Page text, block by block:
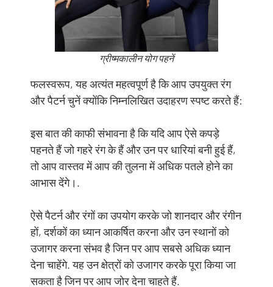
ग्रीष्मकालीन योग पहनें
फलस्वरूप, यह अत्यंत महत्वपूर्ण है कि आप उपयुक्त रंग
और पैटर्न चुनें क्योंकि निम्नलिखित उदाहरण स्पष्ट करते हैं:
इस बात की काफी संभावना है कि यदि आप ऐसे कपड़े
पहनते हैं जो गहरे रंग के हैं और उन पर धारियां बनी हुई हैं,
तो आप वास्तव में आप की तुलना में अधिक पतले होने का
आभास देंगे।.
ऐसे पैटर्न और रंगों का उपयोग करके जो शानदार और रंगीन
हों, दर्शकों का ध्यान आकर्षित करना और उन स्थानों को
उजागर करना संभव है जिन पर आप सबसे अधिक ध्यान
देना चाहेंगे. यह उन क्षेत्रों को उजागर करके पूरा किया जा
सकता है जिन पर आप जोर देना चाहते हैं.